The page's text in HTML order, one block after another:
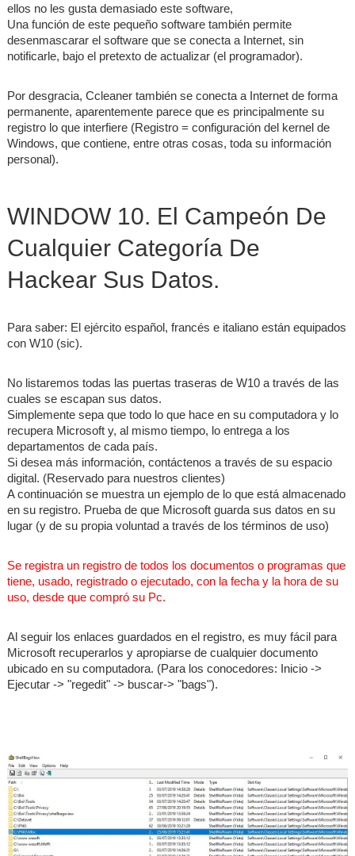
ellos no les gusta demasiado este software,
Una función de este pequeño software también permite
desenmascarar el software que se conecta a Internet, sin
notificarle, bajo el pretexto de actualizar (el programador).
Por desgracia, Ccleaner también se conecta a Internet de forma
permanente, aparentemente parece que es principalmente su
registro lo que interfiere (Registro = configuración del kernel de
Windows, que contiene, entre otras cosas, toda su información
personal).
WINDOW 10. El Campeón De
Cualquier Categoría De
Hackear Sus Datos.
Para saber: El ejército español, francés e italiano están equipados
con W10 (sic).
No listaremos todas las puertas traseras de W10 a través de las
cuales se escapan sus datos.
Simplemente sepa que todo lo que hace en su computadora y lo
recupera Microsoft y, al mismo tiempo, lo entrega a los
departamentos de cada país.
Si desea más información, contáctenos a través de su espacio
digital. (Reservado para nuestros clientes)
A continuación se muestra un ejemplo de lo que está almacenado
en su registro. Prueba de que Microsoft guarda sus datos en su
lugar (y de su propia voluntad a través de los términos de uso)
Se registra un registro de todos los documentos o programas que
tiene, usado, registrado o ejecutado, con la fecha y la hora de su
uso, desde que compró su Pc.
Al seguir los enlaces guardados en el registro, es muy fácil para
Microsoft recuperarlos y apropiarse de cualquier documento
ubicado en su computadora. (Para los conocedores: Inicio ->
Ejecutar -> "regedit" -> buscar-> "bags").